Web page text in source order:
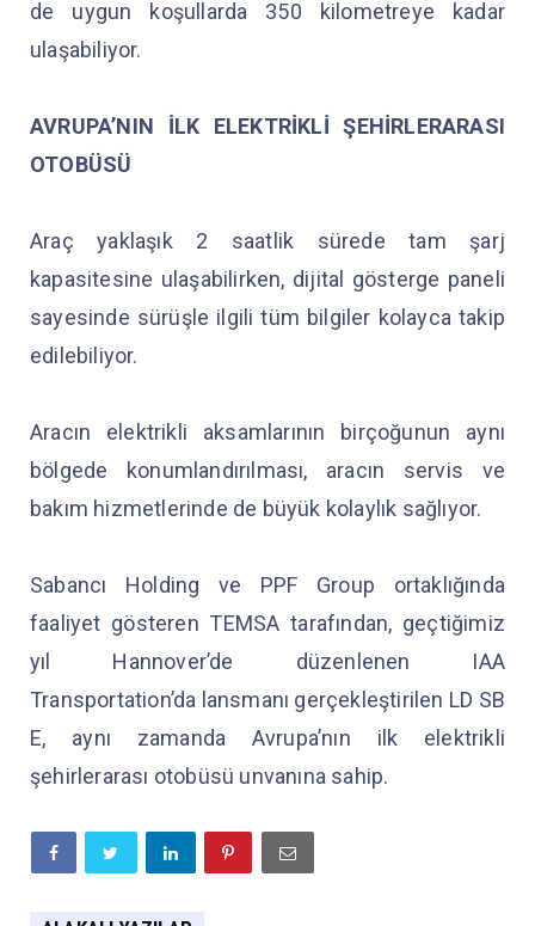
de uygun koşullarda 350 kilometreye kadar
ulaşabiliyor.
AVRUPA’NIN İLK ELEKTRİKLİ ŞEHİRLERARASI
OTOBÜSÜ
Araç yaklaşık 2 saatlik sürede tam şarj
kapasitesine ulaşabilirken, dijital gösterge paneli
sayesinde sürüşle ilgili tüm bilgiler kolayca takip
edilebiliyor.
Aracın elektrikli aksamlarının birçoğunun aynı
bölgede konumlandırılması, aracın servis ve
bakım hizmetlerinde de büyük kolaylık sağlıyor.
Sabancı Holding ve PPF Group ortaklığında
faaliyet gösteren TEMSA tarafından, geçtiğimiz
yıl Hannover’de düzenlenen IAA
Transportation’da lansmanı gerçekleştirilen LD SB
E, aynı zamanda Avrupa’nın ilk elektrikli
şehirlerarası otobüsü unvanına sahip.